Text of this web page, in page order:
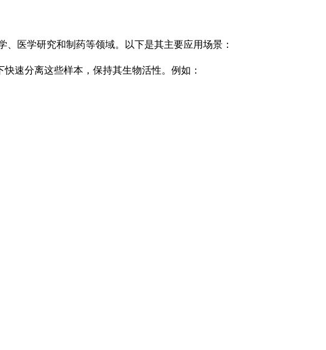
医学研究和制药等领域。以下是其主要应用场景：
速分离这些样本，保持其生物活性。例如：